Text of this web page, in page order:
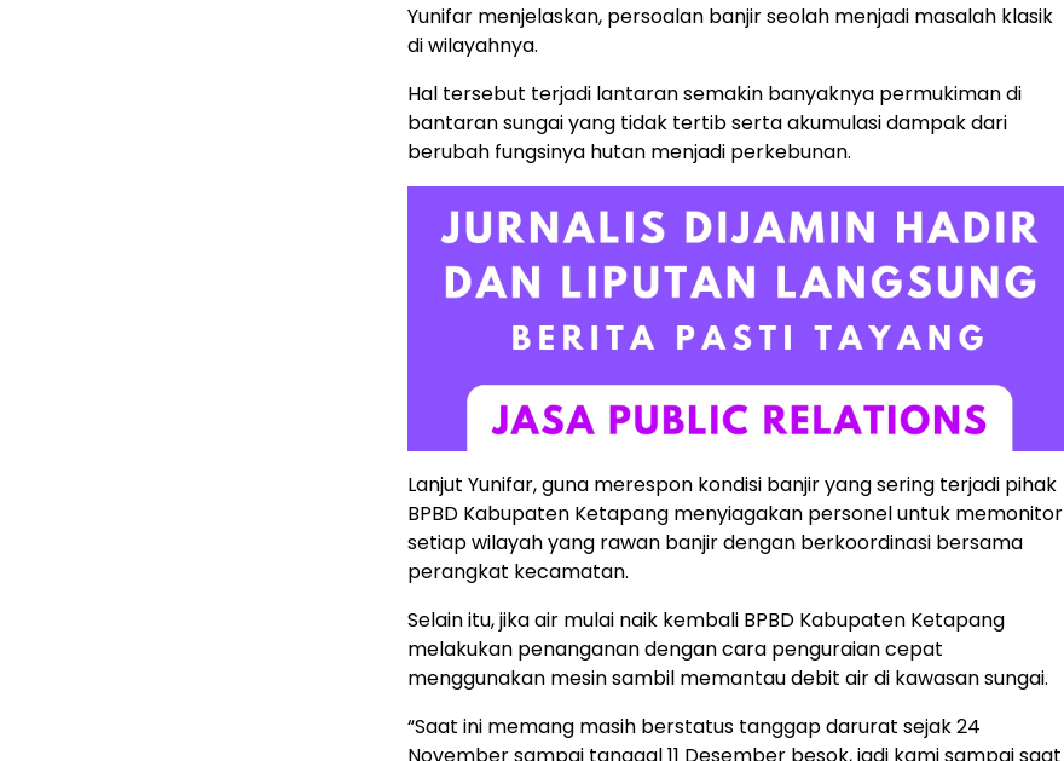
Yunifar menjelaskan, persoalan banjir seolah menjadi masalah klasik
di wilayahnya.
Hal tersebut terjadi lantaran semakin banyaknya permukiman di
bantaran sungai yang tidak tertib serta akumulasi dampak dari
berubah fungsinya hutan menjadi perkebunan.
Lanjut Yunifar, guna merespon kondisi banjir yang sering terjadi pihak
BPBD Kabupaten Ketapang menyiagakan personel untuk memonitor
setiap wilayah yang rawan banjir dengan berkoordinasi bersama
perangkat kecamatan.
Selain itu, jika air mulai naik kembali BPBD Kabupaten Ketapang
melakukan penanganan dengan cara penguraian cepat
menggunakan mesin sambil memantau debit air di kawasan sungai.
“Saat ini memang masih berstatus tanggap darurat sejak 24